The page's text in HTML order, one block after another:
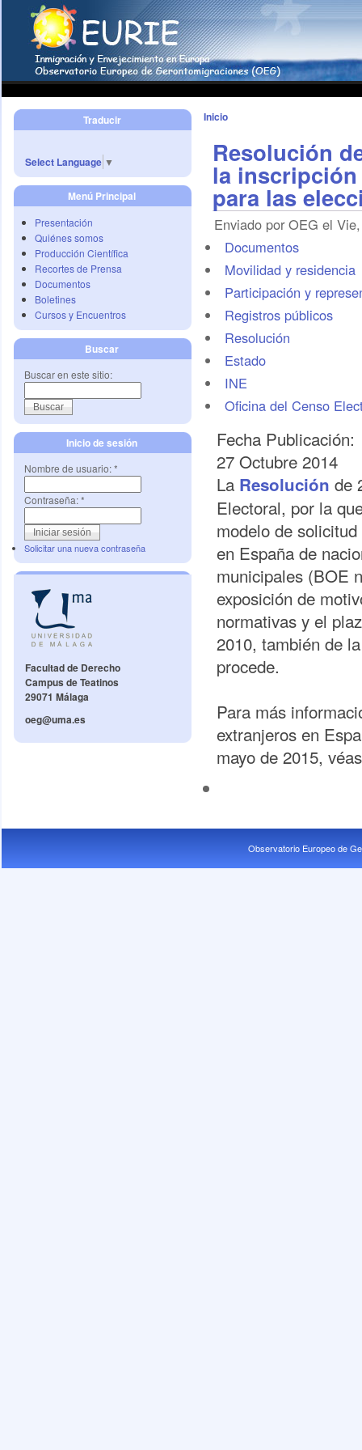
Traducir
Select Language ▼
Menú Principal
Presentación
Quiénes somos
Producción Científica
Recortes de Prensa
Documentos
Boletines
Cursos y Encuentros
Buscar
Buscar en este sitio:
Inicio de sesión
Nombre de usuario:*
Contraseña:*
Solicitar una nueva contraseña
Facultad de Derecho
Campus de Teatinos
29071 Málaga
oeg@uma.es
Inicio
Resolución
la inscripción
para las
Enviado por OEG el
Documentos
Movilidad y residencia
Participación y
Registros públicos
Resolución
Estado
INE
Oficina del Censo
Fecha Publicación:
27 Octubre 2014
La Resolución de
Electoral, por la
modelo de
en España de
municipales (BOE
exposición de
normativas y el
2010, también de
procede.
Para más
extranjeros en
mayo de 2015,
Observatorio Europeo de